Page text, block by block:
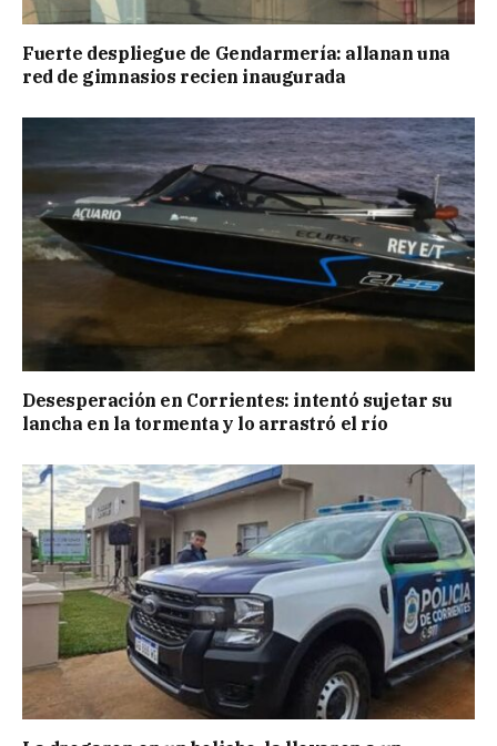
Fuerte despliegue de Gendarmería: allanan una
red de gimnasios recien inaugurada
Desesperación en Corrientes: intentó sujetar su
lancha en la tormenta y lo arrastró el río